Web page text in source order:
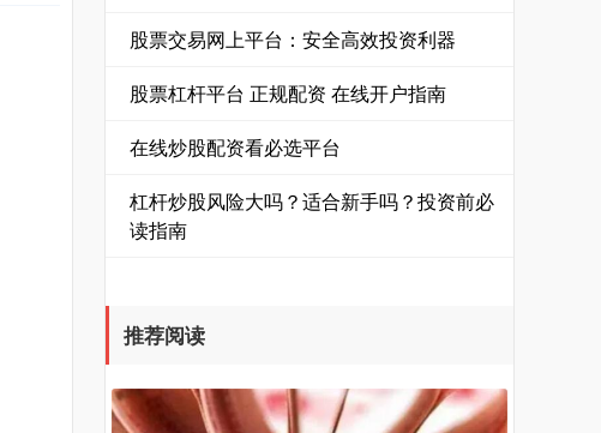
股票交易网上平台：安全高效投资利器
股票杠杆平台 正规配资 在线开户指南
在线炒股配资看必选平台
杠杆炒股风险大吗？适合新手吗？投资前必
读指南
推荐阅读